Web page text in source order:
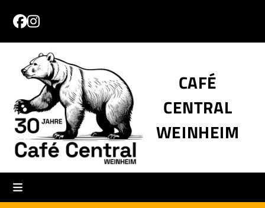
content
Facebook
Instagram
CAFÉ
CENTRAL
WEINHEIM